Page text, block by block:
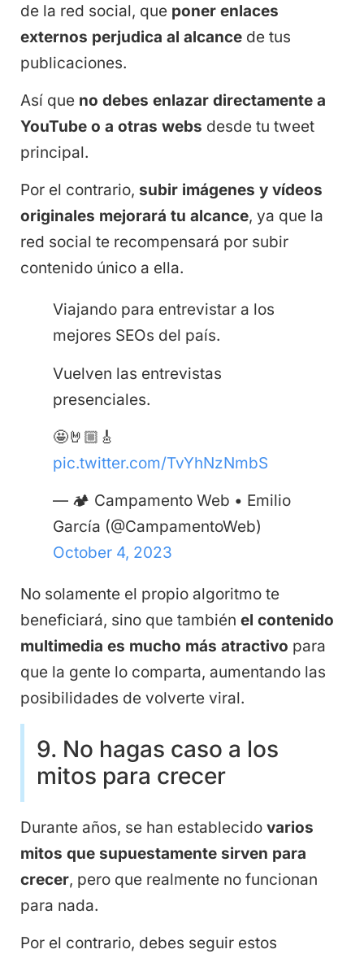
de la red social, que poner enlaces
externos perjudica al alcance de tus
publicaciones.
Así que no debes enlazar directamente a
YouTube o a otras webs desde tu tweet
principal.
Por el contrario, subir imágenes y vídeos
originales mejorará tu alcance, ya que la
red social te recompensará por subir
contenido único a ella.
Viajando para entrevistar a los
mejores SEOs del país.
Vuelven las entrevistas
presenciales.
🤩🤘🏼🎸
pic.twitter.com/TvYhNzNmbS
— 🏕 Campamento Web • Emilio
García (@CampamentoWeb)
October 4, 2023
No solamente el propio algoritmo te
beneficiará, sino que también el contenido
multimedia es mucho más atractivo para
que la gente lo comparta, aumentando las
posibilidades de volverte viral.
9. No hagas caso a los
mitos para crecer
Durante años, se han establecido varios
mitos que supuestamente sirven para
crecer, pero que realmente no funcionan
para nada.
Por el contrario, debes seguir estos